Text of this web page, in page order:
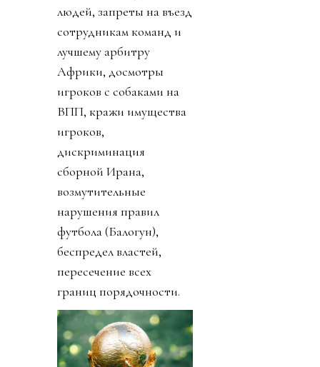
людей, запреты на въезд
сотрудникам команд и
лучшему арбитру
Африки, досмотры
игроков с собаками на
ВПП, кражи имущества
игроков,
дискриминация
сборной Ирана,
возмутительные
нарушения правил
футбола (Балогун),
беспредел властей,
пересечение всех
границ порядочности.